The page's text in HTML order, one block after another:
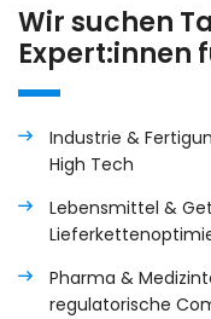
Wir suchen
Expert:innen
Industrie &
High Tech
Lebensmittel &
Pharma &
regulatorische